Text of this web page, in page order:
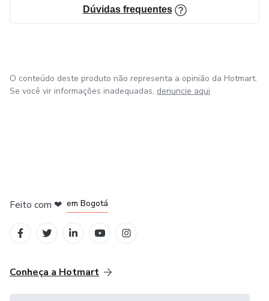
Dúvidas frequentes
O conteúdo deste produto não representa a opinião da Hotmart.
Se você vir informações inadequadas, denuncie aqui
Feito com ❤ em Bogotá
Conheça a Hotmart